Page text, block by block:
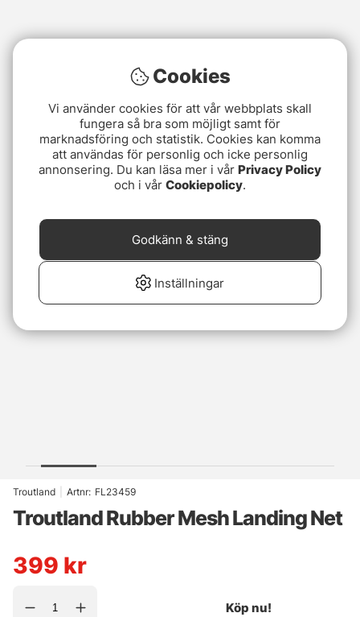
Troutland Artnr: FL23459
Troutland Rubber Mesh Landing Net
399 kr
Köp nu!
Cookies
Vi använder cookies för att vår webbplats skall
fungera så bra som möjligt samt för
marknadsföring och statistik. Cookies kan komma
att användas för personlig och icke personlig
annonsering. Du kan läsa mer i vår Privacy Policy
och i vår Cookiepolicy.
Inställningar
Godkänn & stäng